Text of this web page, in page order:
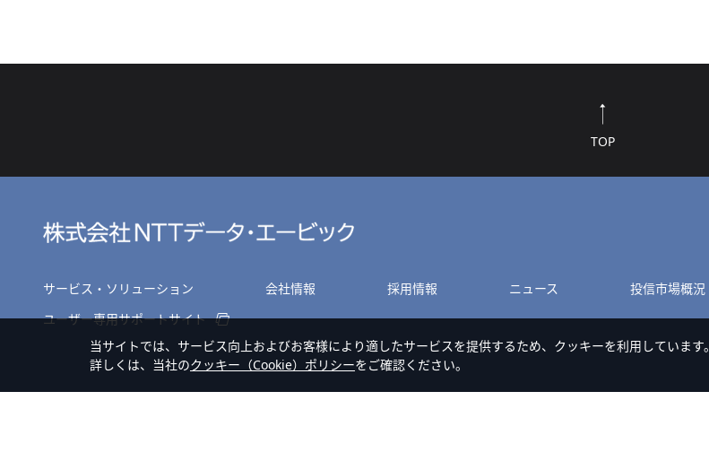
TOP
サービス・ソリューション 会社情報 採用情報 ニュース 投信市場概況
ユーザー専用サポートサイト
当サイトでは、サービス向上およびお客様により適したサービスを提供するため、クッキーを利用しています。
詳しくは、当社のクッキー（Cookie）ポリシーをご確認ください。